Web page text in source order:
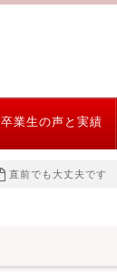
卒業生の声と実績
直前でも大丈夫です